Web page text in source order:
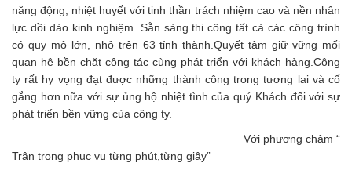
năng động, nhiệt huyết với tinh thần trách nhiệm cao và nền nhân
lực dồi dào kinh nghiệm. Sẵn sàng thi công tất cả các công trình
có quy mô lớn, nhỏ trên 63 tỉnh thành.Quyết tâm giữ vững mối
quan hệ bền chặt cộng tác cùng phát triển với khách hàng.Công
ty rất hy vọng đạt được những thành công trong tương lai và cố
gắng hơn nữa với sự ủng hộ nhiệt tình của quý Khách đối với sự
phát triển bền vững của công ty.
Với phương châm “
Trân trọng phục vụ từng phút,từng giây”